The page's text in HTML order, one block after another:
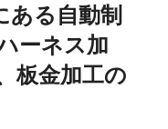
ある自動制
ーネス加
板金加工の